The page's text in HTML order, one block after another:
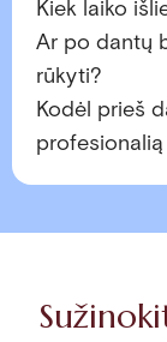
Kiek laiko
Ar po dantų
rūkyti?
Kodėl prieš